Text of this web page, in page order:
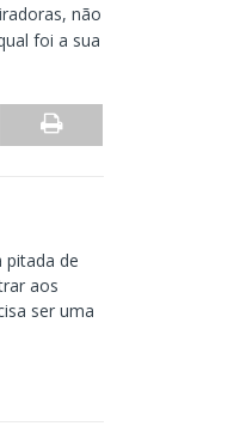
não
foi a sua
pitada de
aos
ser uma